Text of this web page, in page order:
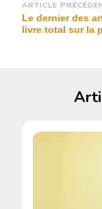
d’article
ARTICLE
Le dernier des
livre total sur la